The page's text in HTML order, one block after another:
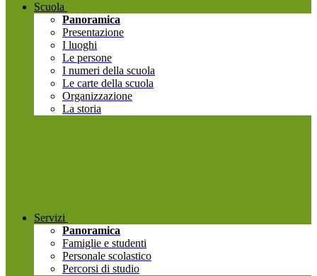
Scuola
Panoramica
Presentazione
I luoghi
Le persone
I numeri della scuola
Le carte della scuola
Organizzazione
La storia
Servizi
Panoramica
Famiglie e studenti
Personale scolastico
Percorsi di studio